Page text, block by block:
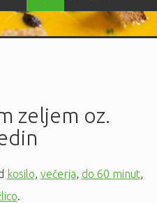
zeljem oz.
kosilo, večerja, do 60 minut,
.